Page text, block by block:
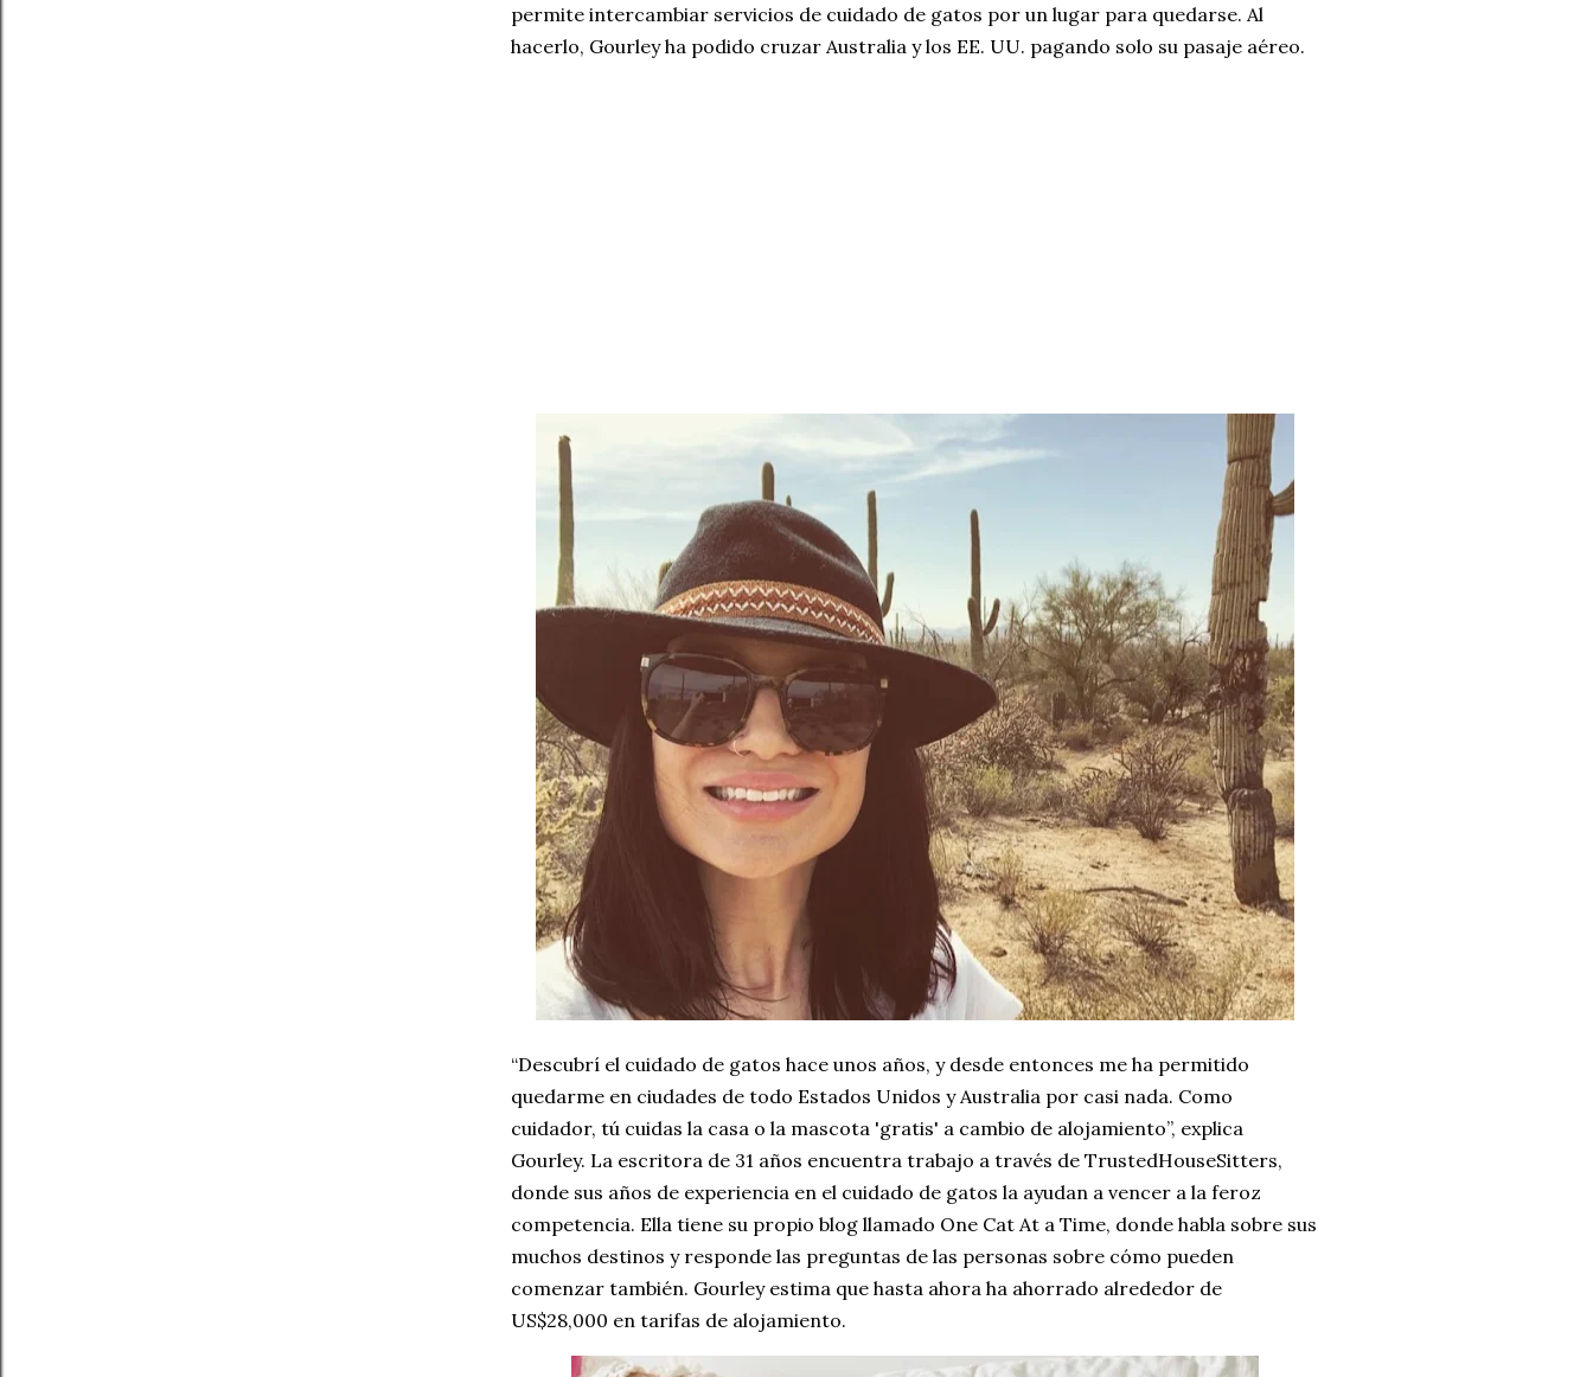
permite intercambiar servicios de cuidado de gatos por un lugar para quedarse. Al
hacerlo, Gourley ha podido cruzar Australia y los EE. UU. pagando solo su pasaje aéreo.
“Descubrí el cuidado de gatos hace unos años, y desde entonces me ha permitido
quedarme en ciudades de todo Estados Unidos y Australia por casi nada. Como
cuidador, tú cuidas la casa o la mascota 'gratis' a cambio de alojamiento”, explica
Gourley. La escritora de 31 años encuentra trabajo a través de TrustedHouseSitters,
donde sus años de experiencia en el cuidado de gatos la ayudan a vencer a la feroz
competencia. Ella tiene su propio blog llamado One Cat At a Time, donde habla sobre sus
muchos destinos y responde las preguntas de las personas sobre cómo pueden
comenzar también. Gourley estima que hasta ahora ha ahorrado alrededor de
US$28,000 en tarifas de alojamiento.